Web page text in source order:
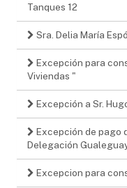
Tanques 12
Sra. Delia María
Excepción para
Viviendas "
Excepción a Sr.
Excepción de pago
Delegación
Excepcion para